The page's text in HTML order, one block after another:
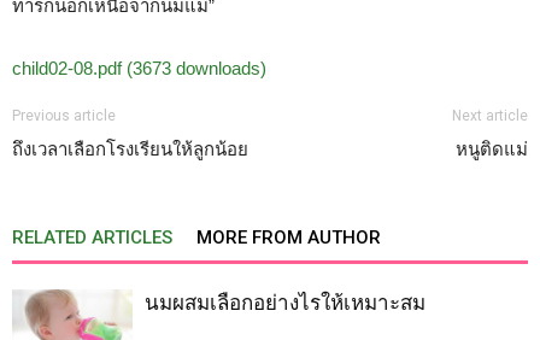
ทารกนอกเหนือจากนมแม่”
child02-08.pdf (3673 downloads)
Previous article
ถึงเวลาเลือกโรงเรียนให้ลูกน้อย
Next article
หนูติดแม่
RELATED ARTICLES MORE FROM AUTHOR
นมผสมเลือกอย่างไรให้เหมาะสม